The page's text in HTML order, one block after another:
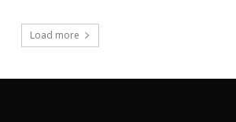
Load more